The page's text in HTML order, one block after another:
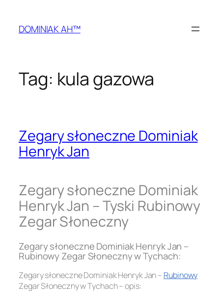
treściDOMINIAK AH™
Tag: kula gazowa
Zegary słoneczne Dominiak
Henryk Jan
Zegary słoneczne Dominiak
Henryk Jan – Tyski Rubinowy
Zegar Słoneczny
Zegary słoneczne Dominiak Henryk Jan –
Rubinowy Zegar Słoneczny w Tychach:
Zegary słoneczne Dominiak Henryk Jan – Rubinowy
Zegar Słoneczny w Tychach – opis: